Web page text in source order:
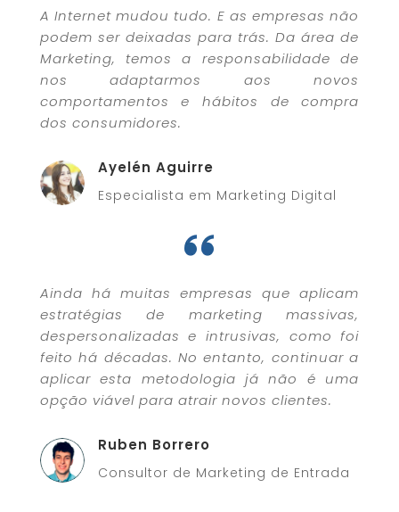
A Internet mudou tudo. E as empresas não
podem ser deixadas para trás. Da área de
Marketing, temos a responsabilidade de
nos adaptarmos aos novos
comportamentos e hábitos de compra
dos consumidores.
Ayelén Aguirre
Especialista em Marketing Digital
Ainda há muitas empresas que aplicam
estratégias de marketing massivas,
despersonalizadas e intrusivas, como foi
feito há décadas. No entanto, continuar a
aplicar esta metodologia já não é uma
opção viável para atrair novos clientes.
Ruben Borrero
Consultor de Marketing de Entrada